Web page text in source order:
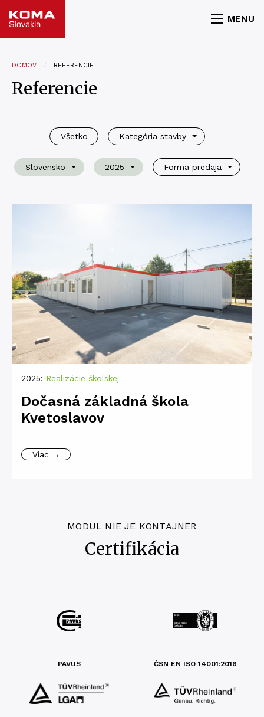
MENU
DOMOV REFERENCIE
Referencie
Všetko Kategória stavby
Slovensko 2025 Forma predaja
2025: Realizácie školskej
Dočasná základná škola
Kvetoslavov
Viac →
MODUL NIE JE KONTAJNER
Certifikácia
PAVUS ČSN EN ISO 14001:2016